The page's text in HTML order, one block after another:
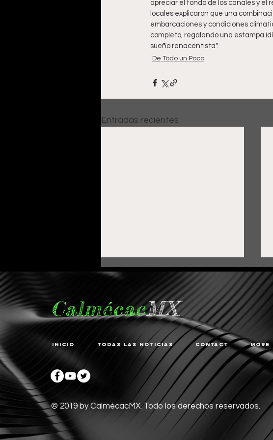
apreciar el fondo de los canales y el
locales explicaron que una
embarcaciones y condiciones
completo, regalando una estampa
sueño renacentista".
De Todo un Poco
Entradas recientes
Participan niñas y niños
zacatecanos en clínica de
básquetbol con la
Selección Mexicana
CalmécacMX
Inicio Todas las noticias Contact More
© 2019 by CalmécacMX. Todo los derechos reservados.